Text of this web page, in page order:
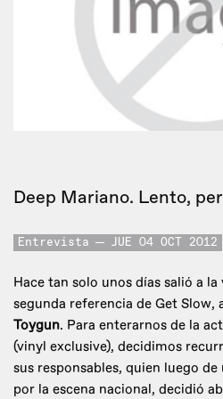
Deep Mariano. Lento,
Entrevista JUE 04 OCT 2012
Hace tan solo unos días salió a
segunda referencia de Get Slow,
Toygun. Para enterarnos de la
(vinyl exclusive), decidimos
sus responsables, quien luego
por la escena nacional, decidió